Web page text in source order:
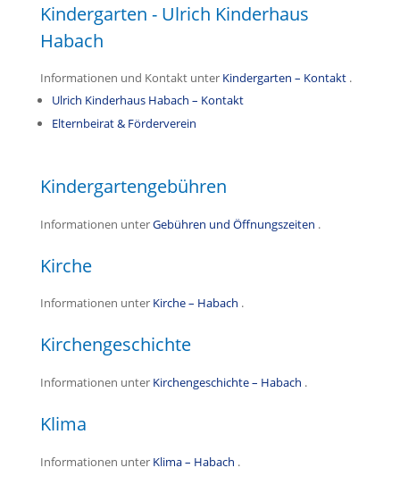
Kindergarten - Ulrich Kinderhaus
Habach
Informationen und Kontakt unter Kindergarten – Kontakt .
Ulrich Kinderhaus Habach – Kontakt
Elternbeirat & Förderverein
Kindergartengebühren
Informationen unterGebühren und Öffnungszeiten .
Kirche
Informationen unter Kirche – Habach .
Kirchengeschichte
Informationen unter Kirchengeschichte – Habach .
Klima
Informationen unter Klima – Habach .